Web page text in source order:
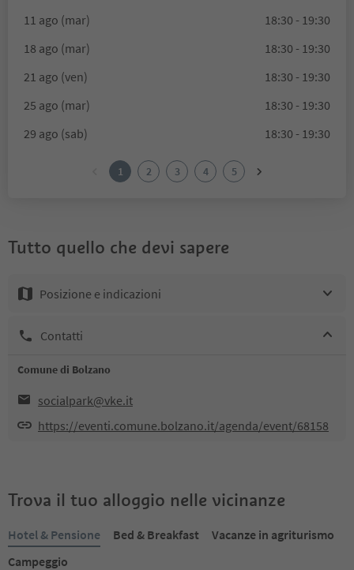
11 ago (mar)
18:30 - 19:30
18 ago (mar)
18:30 - 19:30
21 ago (ven)
18:30 - 19:30
25 ago (mar)
18:30 - 19:30
29 ago (sab)
18:30 - 19:30
1 2 3 4 5
Tutto quello che devi sapere
Posizione e indicazioni
Contatti
Comune di Bolzano
socialpark@vke.it
https://eventi.comune.bolzano.it/agenda/event/68158
Trova il tuo alloggio nelle vicinanze
Hotel & Pensione Bed & Breakfast
Vacanze in agriturismo
Campeggio